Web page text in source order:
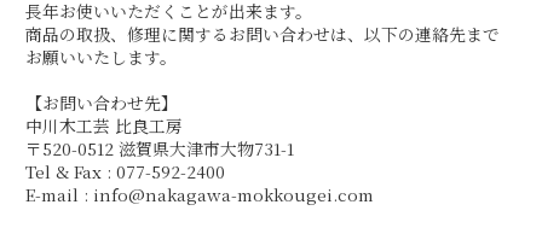
長年お使いいただくことが出来ます。
商品の取扱、修理に関するお問い合わせは、以下の連絡先まで
お願いいたします。
【お問い合わせ先】
中川木工芸 比良工房
〒520-0512 滋賀県大津市大物731-1
Tel & Fax : 077-592-2400
E-mail : info@nakagawa-mokkougei.com